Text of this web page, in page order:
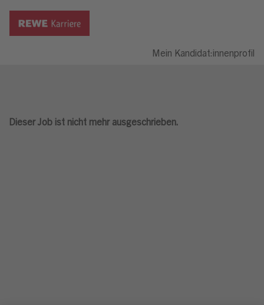
Mein Kandidat:innenprofil
Dieser Job ist nicht mehr ausgeschrieben.